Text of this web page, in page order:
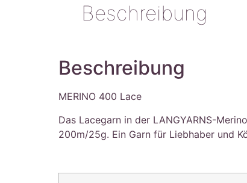
Beschreibung
Beschreibung
MERINO 400 Lace
Das Lacegarn in der LANGYARNS-
200m/25g. Ein Garn für Liebhaber und